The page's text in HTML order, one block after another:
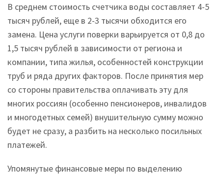
В среднем стоимость счетчика воды составляет 4-5
тысяч рублей, еще в 2-3 тысячи обходится его
замена. Цена услуги поверки варьируется от 0,8 до
1,5 тысяч рублей в зависимости от региона и
компании, типа жилья, особенностей конструкции
труб и ряда других факторов. После принятия мер
со стороны правительства оплачивать эту для
многих россиян (особенно пенсионеров, инвалидов
и многодетных семей) внушительную сумму можно
будет не сразу, а разбить на несколько посильных
платежей.
Упомянутые финансовые меры по выделению